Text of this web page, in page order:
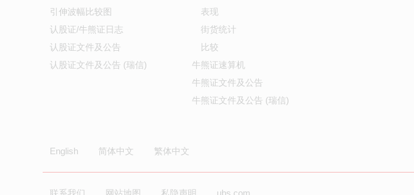
引伸波幅比较图
认股证/牛熊证日志
认股证文件及公告
认股证文件及公告 (瑞信)
表现
街货统计
比较
牛熊证速算机
牛熊证文件及公告
牛熊证文件及公告 (瑞信)
English 简体中文 繁体中文
联系我们 网站地图 私隐声明 ubs.com